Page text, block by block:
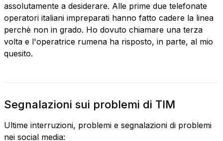
assolutamente a desiderare. Alle prime due telefonate
operatori italiani impreparati hanno fatto cadere la linea
perchè non in grado. Ho dovuto chiamare una terza
volta e l'operatrice rumena ha risposto, in parte, al mio
quesito.
Segnalazioni sui problemi di TIM
Ultime interruzioni, problemi e segnalazioni di problemi
nei social media: